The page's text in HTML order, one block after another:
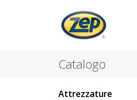
Catalogo
Attrezzature